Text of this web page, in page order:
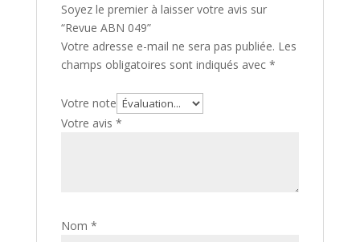
Soyez le premier à laisser votre avis sur
“Revue ABN 049”
Votre adresse e-mail ne sera pas publiée. Les
champs obligatoires sont indiqués avec *
Votre note
Votre avis *
Nom *